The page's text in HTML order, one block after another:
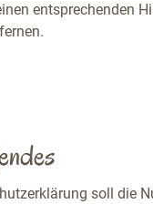
entsprechenden
soll die